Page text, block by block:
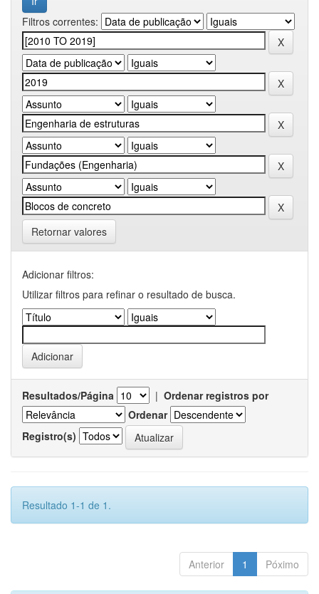
Filtros correntes:
Retornar valores
Adicionar filtros:
Utilizar filtros para refinar o resultado de busca.
Resultados/Página | Ordenar registros por
Ordenar
Registro(s)
Resultado 1-1 de 1.
Anterior 1 Póximo